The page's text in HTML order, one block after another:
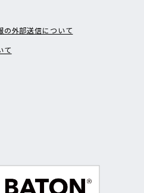
の外部送信について
て